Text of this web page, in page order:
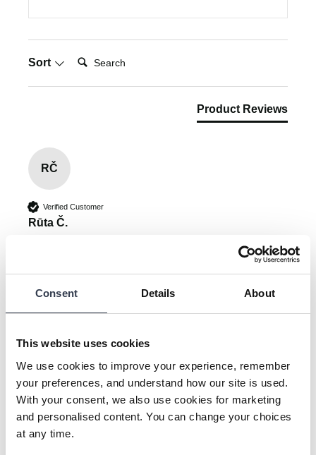
Consent Details About
This website uses cookies
We use cookies to improve your experience, remember
your preferences, and understand how our site is used.
With your consent, we also use cookies for marketing
and personalised content. You can change your choices
at any time.
Sort
Search:
Product Reviews
RČ
Verified Customer
Rūta Č.
Kissenbezug aus reiner Maulbeerseide
Just perfect
Was this review helpful? Yes
A